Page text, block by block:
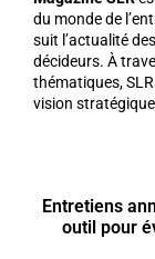
du monde de
suit l’actualité
décideurs. À
thématiques,
vision
Entretiens
outil pour